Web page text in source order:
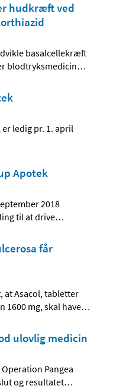
hudkræft ved
basalcellekræft
blodtryksmedicin…
ledig pr. 1. april
Apotek
2018
til at drive…
får
Asacol, tabletter
1600 mg, skal have…
ulovlig medicin
Pangea
og resultatet…